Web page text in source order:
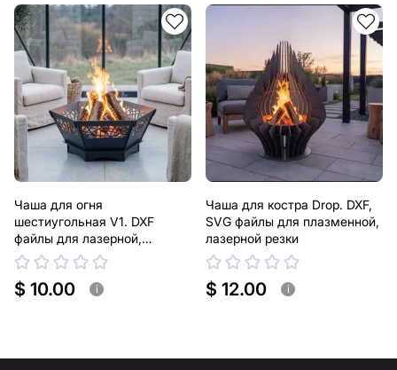
Чаша для огня
шестиугольная V1. DXF
файлы для лазерной,
плазменной резки
$ 10.00 i
Чаша для костра Drop. DXF,
SVG файлы для плазменной,
лазерной резки
$ 12.00 i